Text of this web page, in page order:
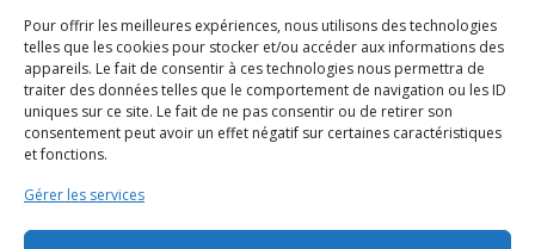
Pour offrir les meilleures expériences, nous utilisons des technologies
telles que les cookies pour stocker et/ou accéder aux informations des
appareils. Le fait de consentir à ces technologies nous permettra de
traiter des données telles que le comportement de navigation ou les ID
uniques sur ce site. Le fait de ne pas consentir ou de retirer son
consentement peut avoir un effet négatif sur certaines caractéristiques
et fonctions.
Gérer les services
Puy-de-Dôme, 63720
04 73 68 61 55
contact@gs2a.fr